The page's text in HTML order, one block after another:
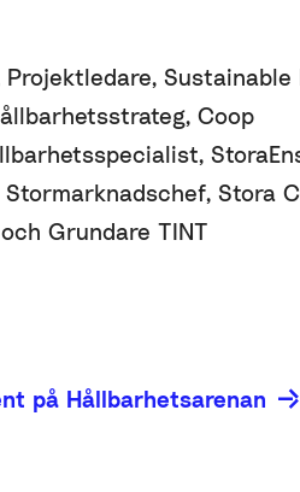
Projektledare, Sustainable
Coop
Stormarknadschef, Stora
Grundare TINT
på Hållbarhetsarenan